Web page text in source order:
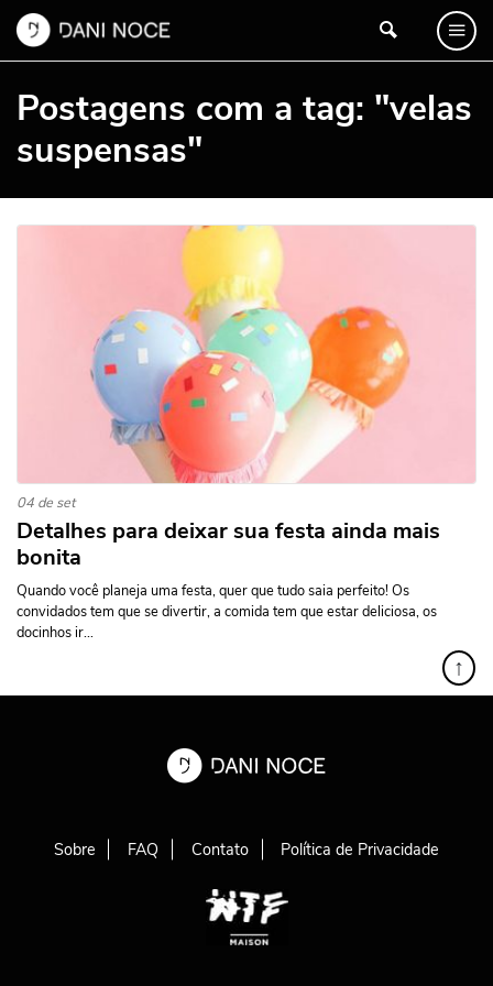
Postagens com a tag: "velas
suspensas"
04 de set
Detalhes para deixar sua festa ainda mais
bonita
Quando você planeja uma festa, quer que tudo saia perfeito! Os
convidados tem que se divertir, a comida tem que estar deliciosa, os
docinhos ir...
↑
Sobre FAQ Contato Política de Privacidade